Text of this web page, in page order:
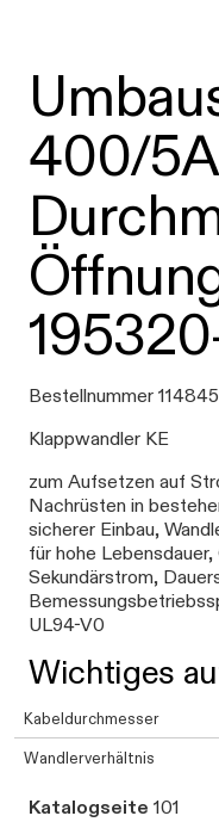
400/5A
Bestellnummer
Klappwandler KE
zum Aufsetzen auf
Nachrüsten in
sicherer Einbau,
für hohe
Sekundärstrom,
UL94-V0
Wichtiges
Kabeldurchmesser
Wandlerverhältnis
Katalogseite 101